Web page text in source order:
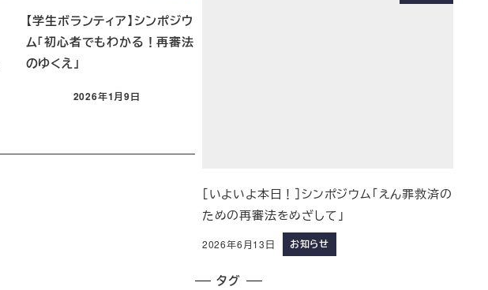
【学生ボランティア】シンポジウ
ム「初心者でもわかる！再審法
のゆくえ」
2026年1月9日
［いよいよ本日！］シンポジウム「えん罪救済の
ための再審法をめざして」
2026年6月13日 お知らせ
タグ